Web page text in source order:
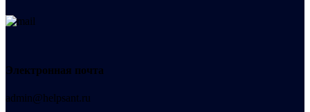
Электронная почта
admin@helpsant.ru